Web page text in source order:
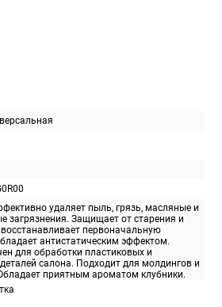
удаляет пыль, грязь, масляные и
загрязнения. Защищает от старения и
первоначальную
антистатическим эффектом.
для обработки пластиковых и
салона. Подходит для молдингов и
приятным ароматом клубники.